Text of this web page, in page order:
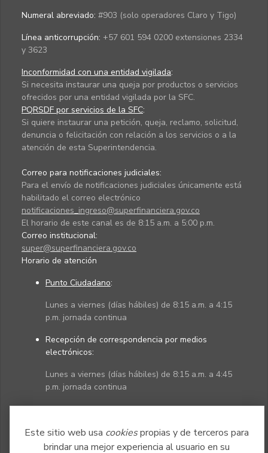
Este sitio web usa cookiespropias y de terceros para
brindar una mejor experiencia al usuario en su
Numeral abreviado: #903 (solo operadores Claro y Tigo)
Línea anticorrupción: +57 601 594 0200 extensiones 2334
y 3623
Inconformidad con una entidad vigilada:
Si necesita instaurar una queja por productos o servicios
ofrecidos por una entidad vigilada por la SFC.
PQRSDF por servicios de la SFC:
Si quiere instaurar una petición, queja, reclamo, solicitud,
denuncia o felicitación con relación a los servicios o a la
atención de esta Superintendencia.
Correo para notificaciones judiciales:
Para el envío de notificaciones judiciales únicamente está
habilitado el correo electrónico
notificaciones_ingreso@superfinanciera.gov.co
El horario de este canal es de 8:15 a.m. a 5:00 p.m.
Correo institucional:
super@superfinanciera.gov.co
Horario de atención
Punto Ciudadano:
Lunes a viernes (días hábiles) de 8:15 a.m. a 4:15
p.m. jornada continua
Recepción de correspondencia por medios
electrónicos:
Lunes a viernes (días hábiles) de 8:15 a.m. a 4:45
p.m. jornada continua